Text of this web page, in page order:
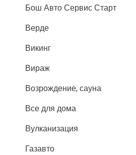
Бош Авто Сервис Старт
Верде
Викинг
Вираж
Возрождение, сауна
Все для дома
Вулканизация
Газавто